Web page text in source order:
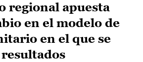
regional apuesta
en el modelo de
en el que se